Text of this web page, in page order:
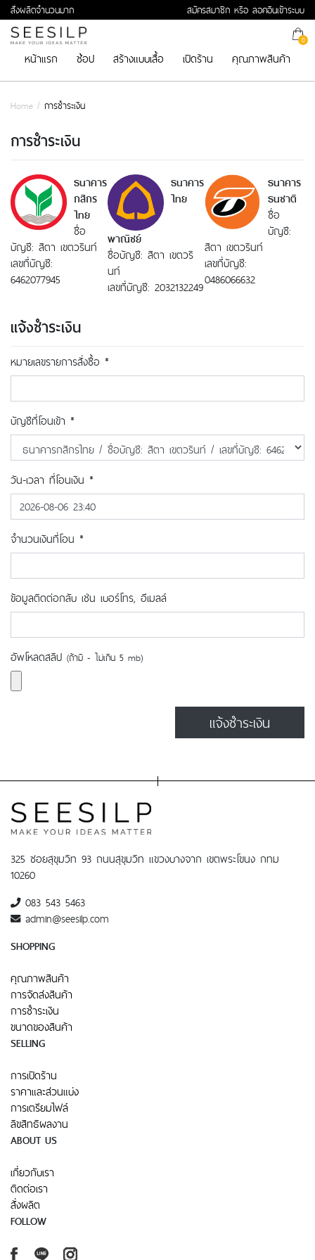
สั่งผลิตจำนวนมาก สมัครสมาชิก หรือ ลอคอินเข้าระบบ
0
หน้าแรก ช้อป สร้างแบบเสื้อ เปิดร้าน คุณภาพสินค้า
Home / การชำระเงิน
การชำระเงิน
ธนาคาร
กสิกร
ไทย
ชื่อ
บัญชี: สิตา เขตวรินท์
เลขที่บัญชี:
6462077945
ธนาคาร
ไทย
พาณิชย์
ชื่อบัญชี: สิตา เขตวริ
นท์
เลขที่บัญชี: 2032132249
ธนาคาร
ธนชาติ
ชื่อ
บัญชี:
สิตา เขตวรินท์
เลขที่บัญชี:
0486066632
แจ้งชำระเงิน
หมายเลขรายการสั่งซื้อ *
บัญชีที่โอนเข้า *
วัน-เวลา ที่โอนเงิน *
จำนวนเงินที่โอน *
ข้อมูลติดต่อกลับ เช่น เบอร์โทร, อีเมลล์
อัพโหลดสลิป (ถ้ามี - ไม่เกิน 5 mb)
แจ้งชำระเงิน
325 ซอยสุขุมวิท 93 ถนนสุขุมวิท แขวงบางจาก เขตพระโขนง กทม
10260
083 543 5463
admin@seesilp.com
SHOPPING
คุณภาพสินค้า
การจัดส่งสินค้า
การชำระเงิน
ขนาดของสินค้า
SELLING
การเปิดร้าน
ราคาและส่วนแบ่ง
การเตรียมไฟล์
ลิขสิทธิผลงาน
ABOUT US
เกี่ยวกับเรา
ติดต่อเรา
สั่งผลิต
FOLLOW